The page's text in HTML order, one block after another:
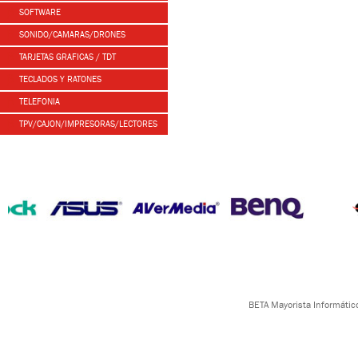
SOFTWARE
SONIDO/CAMARAS/DRONES
TARJETAS GRAFICAS / TDT
TECLADOS Y RATONES
TELEFONIA
TPV/CAJON/IMPRESORAS/LECTORES
BETA Mayorista